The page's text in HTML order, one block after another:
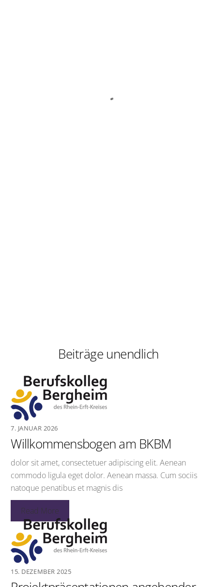
Beiträge unendlich
7. JANUAR 2026
Willkommensbogen am BKBM
dolor sit amet, consectetuer adipiscing elit. Aenean
commodo ligula eget dolor. Aenean massa. Cum sociis
natoque penatibus et magnis dis
Read More
15. DEZEMBER 2025